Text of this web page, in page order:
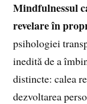
Mindfulnessul
revelare în
psihologiei
inedită de a
distincte: calea
dezvoltarea